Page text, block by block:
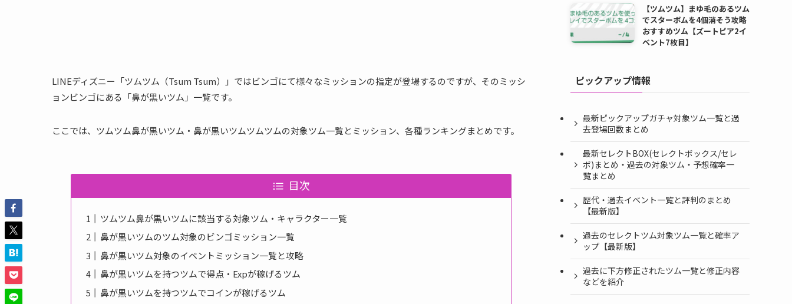
LINEディズニー「ツムツム（Tsum Tsum）」ではビンゴにて様々なミッションの指定が登場するのですが、そのミッシ
ョンビンゴにある「鼻が黒いツム」一覧です。
ここでは、ツムツム鼻が黒いツム・鼻が黒いツムツムツムの対象ツム一覧とミッション、各種ランキングまとめです。
目次
ツムツム鼻が黒いツムに該当する対象ツム・キャラクター一覧
鼻が黒いツムのツム対象のビンゴミッション一覧
鼻が黒いツム対象のイベントミッション一覧と攻略
鼻が黒いツムを持つツムで得点・Expが稼げるツム
鼻が黒いツムを持つツムでコインが稼げるツム
【ツムツム】まゆ毛のあるツム
でスターボムを4個消そう攻略
おすすめツム【ズートピア2イ
ベント7枚目】
ピックアップ情報
最新ピックアップガチャ対象ツム一覧と過
去登場回数まとめ
最新セレクトBOX(セレクトボックス/セレ
ボ)まとめ・過去の対象ツム・予想確率一
覧まとめ
歴代・過去イベント一覧と評判のまとめ
【最新版】
過去のセレクトツム対象ツム一覧と確率ア
ップ【最新版】
過去に下方修正されたツム一覧と修正内容
などを紹介